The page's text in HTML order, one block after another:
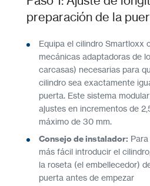
preparación de la
Equipa el cilindro Smartloxx
mecánicas adaptadoras de
carcasas) necesarias para
cilindro sea exactamente
puerta. Este sistema
ajustes en incrementos de
máximo de 30 mm.
Consejo de instalador:
más fácil introducir el
la roseta (el embellecedor)
puerta antes de empezar